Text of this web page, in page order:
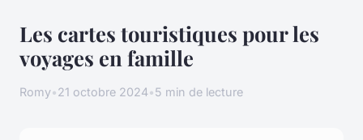
Les cartes touristiques pour les
voyages en famille
Romy•21 octobre 2024•5 min de lecture